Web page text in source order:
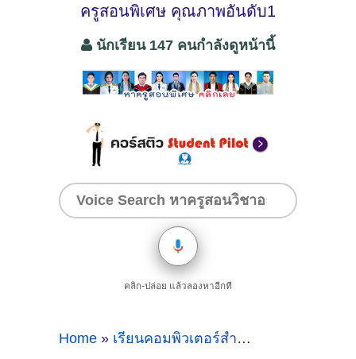
ครูสอนพิเศษ คุณภาพอันดับ1
นักเรียน 147 คนกำลังดูหน้านี้
คลิก-ปล่อย แล้วลองหาอีกที
Home » เรียนคอมพิวเตอร์สำหรับผู้สูงอายุ